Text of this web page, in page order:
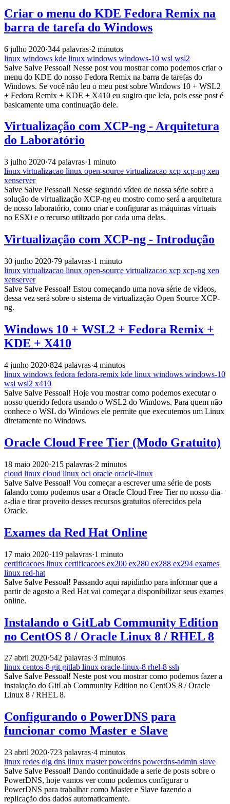
Criar o menu do KDE Fedora Remix na
barra de tarefa do Windows
6 julho 2020·344 palavras·2 minutos
linux windows kde linux windows windows-10 wsl wsl2
Salve Salve Pessoal! Nesse post vou mostrar como podemos criar o
menu do KDE do nosso Fedora Remix na barra de tarefas do
Windows. Se você não leu o meu post sobre Windows 10 + WSL2
+ Fedora Remix + KDE + X410 eu sugiro que leia, pois esse post é
basicamente uma continuação dele.
Virtualização com XCP-ng - Arquitetura
do Laboratório
3 julho 2020·74 palavras·1 minuto
linux virtualizacao linux open-source virtualizacao xcp xcp-ng xen
xenserver
Salve Salve Pessoal! Nesse segundo vídeo de nossa série sobre a
solução de virtualização XCP-ng eu mostro como será a arquitetura
de nosso laboratório, como criar e configurar as máquinas virtuais
no ESXi e o recurso utilizado por cada uma delas.
Virtualização com XCP-ng - Introdução
30 junho 2020·79 palavras·1 minuto
linux virtualizacao linux open-source virtualizacao xcp xcp-ng xen
xenserver
Salve Salve Pessoal! Estou começando uma nova série de vídeos,
dessa vez será sobre o sistema de virtualização Open Source XCP-
ng.
Windows 10 + WSL2 + Fedora Remix +
KDE + X410
4 junho 2020·824 palavras·4 minutos
linux windows fedora fedora-remix kde linux windows windows-10
wsl wsl2 x410
Salve Salve Pessoal! Hoje vou mostrar como podemos executar o
nosso querido fedora usando o WSL2 do Windows. Para quem não
conhece o WSL do Windows ele permite que executemos um Linux
diretamente no Windows.
Oracle Cloud Free Tier (Modo Gratuito)
18 maio 2020·215 palavras·2 minutos
cloud linux cloud linux oci oracle oracle-linux
Salve Salve Pessoal! Vou começar a escrever uma série de posts
falando como podemos usar a Oracle Cloud Free Tier no nosso dia-
a-dia e tirar proveito desses recursos gratuitos oferecidos pela
Oracle.
Exames da Red Hat Online
17 maio 2020·119 palavras·1 minuto
certificacoes linux certificacoes ex200 ex280 ex288 ex294 exames
linux red-hat
Salve Salve Pessoal! Passando aqui rapidinho para informar que a
partir de agosto a Red Hat vai começar a disponibilizar seus exames
online.
Instalando o GitLab Community Edition
no CentOS 8 / Oracle Linux 8 / RHEL 8
27 abril 2020·542 palavras·3 minutos
linux centos-8 git gitlab linux oracle-linux-8 rhel-8 ssh
Salve Salve Pessoal! Neste post vou mostrar como podemos fazer a
instalação do GitLab Community Edition no CentOS 8 / Oracle
Linux 8 / RHEL 8.
Configurando o PowerDNS para
funcionar como Master e Slave
23 abril 2020·723 palavras·4 minutos
linux redes dig dns linux masterpowerdns powerdns-admin slave
Salve Salve Pessoal! Dando continuidade a serie de posts sobre o
PowerDNS, hoje vamos ver como podemos configurar o
PowerDNS para trabalhar como Master e Slave fazendo a
replicação dos dados automaticamente.